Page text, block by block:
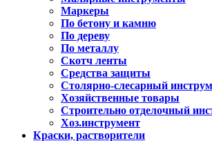
Маркеры
По бетону и камню
По дереву
По металлу
Скотч ленты
Средства защиты
Столярно-слесарный
Хозяйственные товары
Строительно отделочный
Хоз.инструмент
Краски, растворители